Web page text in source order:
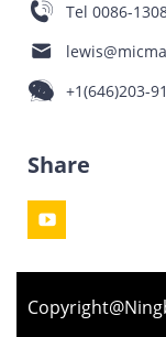
Tel 0086-
+1(646)203-
Share